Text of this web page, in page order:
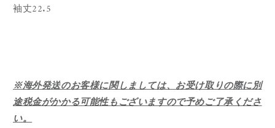
袖丈22.5
※海外発送のお客様に関しましては、お受け取りの際に別
途税金がかかる可能性もございますので予めご了承くださ
い。